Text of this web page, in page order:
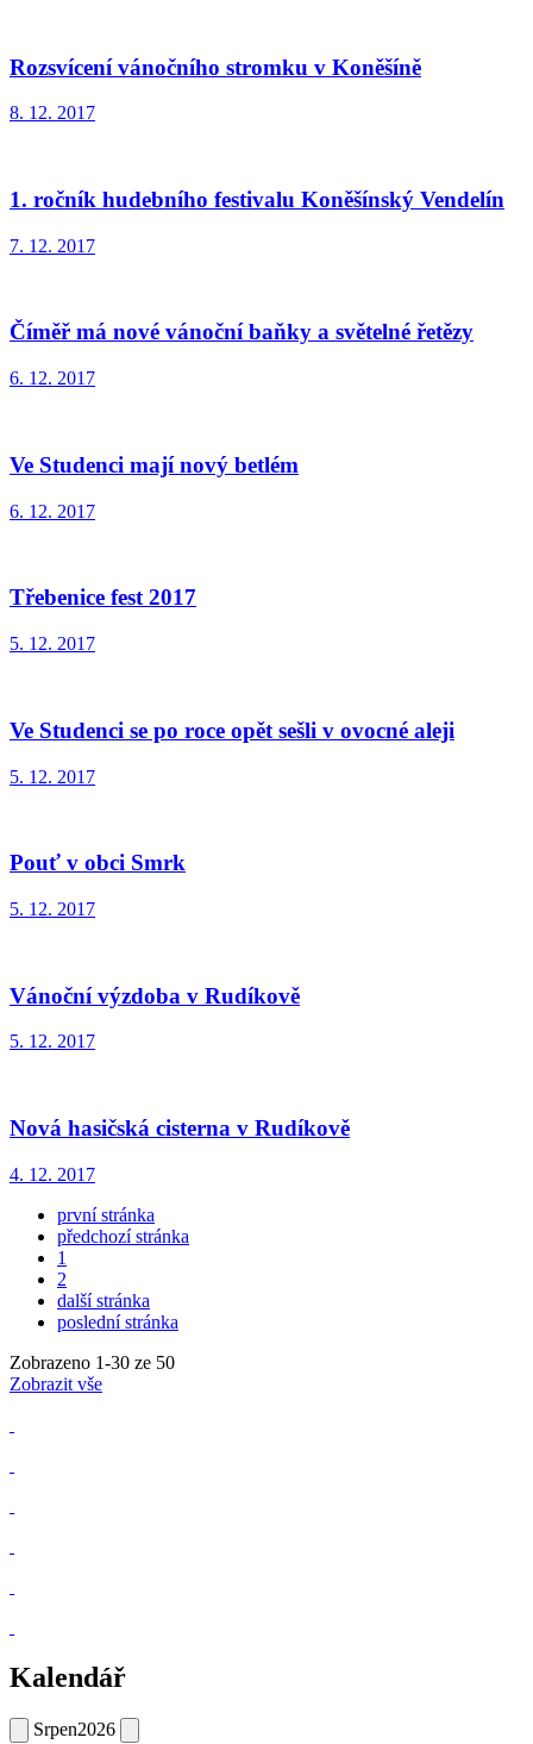
Rozsvícení vánočního stromku v Koněšíně
8. 12. 2017
1. ročník hudebního festivalu Koněšínský Vendelín
7. 12. 2017
Číměř má nové vánoční baňky a světelné řetězy
6. 12. 2017
Ve Studenci mají nový betlém
6. 12. 2017
Třebenice fest 2017
5. 12. 2017
Ve Studenci se po roce opět sešli v ovocné aleji
5. 12. 2017
Pouť v obci Smrk
5. 12. 2017
Vánoční výzdoba v Rudíkově
5. 12. 2017
Nová hasičská cisterna v Rudíkově
4. 12. 2017
první stránka
předchozí stránka
1
2
další stránka
poslední stránka
Zobrazeno 1-30 ze 50
Zobrazit vše
Kalendář
Srpen2026